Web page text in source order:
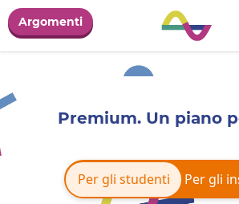
Argomenti
Premium. Un piano
Per gli studenti Per gli
Per gli studenti